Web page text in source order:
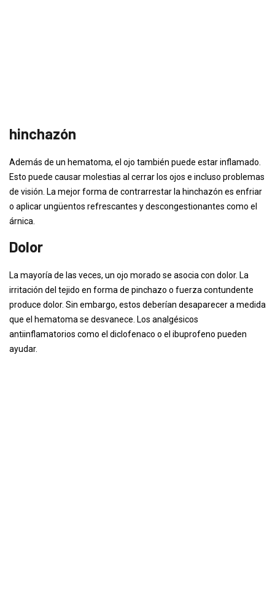
hinchazón
Además de un hematoma, el ojo también puede estar inflamado.
Esto puede causar molestias al cerrar los ojos e incluso problemas
de visión. La mejor forma de contrarrestar la hinchazón es enfriar
o aplicar ungüentos refrescantes y descongestionantes como el
árnica.
Dolor
La mayoría de las veces, un ojo morado se asocia con dolor. La
irritación del tejido en forma de pinchazo o fuerza contundente
produce dolor. Sin embargo, estos deberían desaparecer a medida
que el hematoma se desvanece. Los analgésicos
antiinflamatorios como el diclofenaco o el ibuprofeno pueden
ayudar.